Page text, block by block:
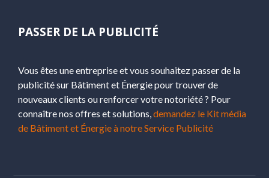
PASSER DE LA PUBLICITÉ
Vous êtes une entreprise et vous souhaitez passer de la
publicité sur Bâtiment et Énergie pour trouver de
nouveaux clients ou renforcer votre notoriété ? Pour
connaître nos offres et solutions,demandez le Kit média
de Bâtiment et Énergie à notre Service Publicité